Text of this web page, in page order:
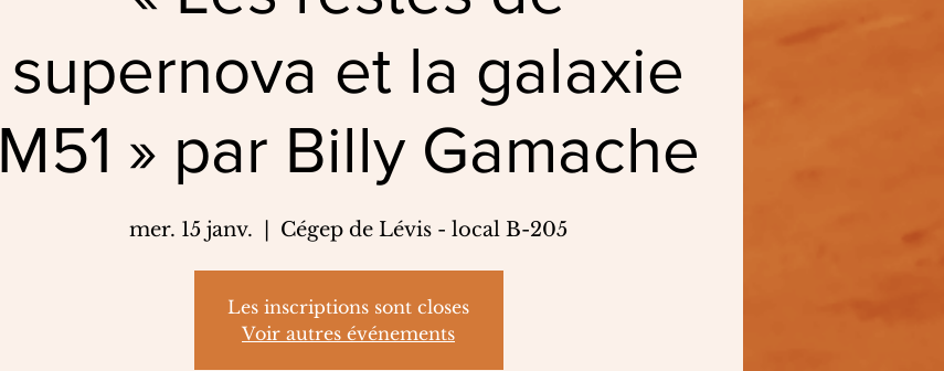
supernova et la galaxie
M51 » par Billy Gamache
mer. 15 janv.
  |
Cégep de Lévis - local B-205
Les inscriptions sont closes
Voir autres événements